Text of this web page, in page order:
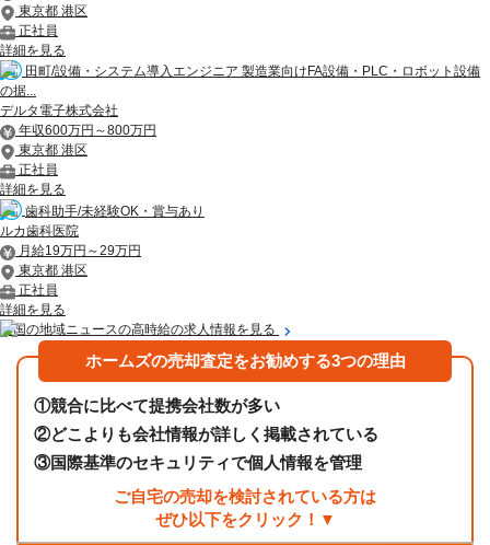
東京都 港区
正社員
詳細を見る
田町/設備・システム導入エンジニア 製造業向けFA設備・PLC・ロボット設備
の据...
デルタ電子株式会社
年収600万円～800万円
東京都 港区
正社員
詳細を見る
歯科助手/未経験OK・賞与あり
ルカ歯科医院
月給19万円～29万円
東京都 港区
正社員
詳細を見る
全国の地域ニュースの高時給の求人情報を見る
ホームズの売却査定をお勧めする3つの理由
①競合に比べて提携会社数が多い
②どこよりも会社情報が詳しく掲載されている
③国際基準のセキュリティで個人情報を管理
ご自宅の売却を検討されている方は
ぜひ以下をクリック！▼